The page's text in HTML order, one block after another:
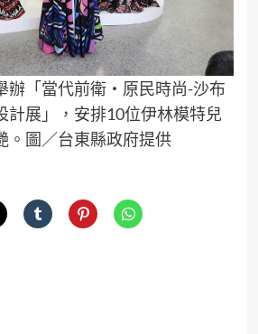
辦「當代前衛‧原民時尚-沙布
展」，安排10位伊林模特兒
。圖／台東縣政府提供